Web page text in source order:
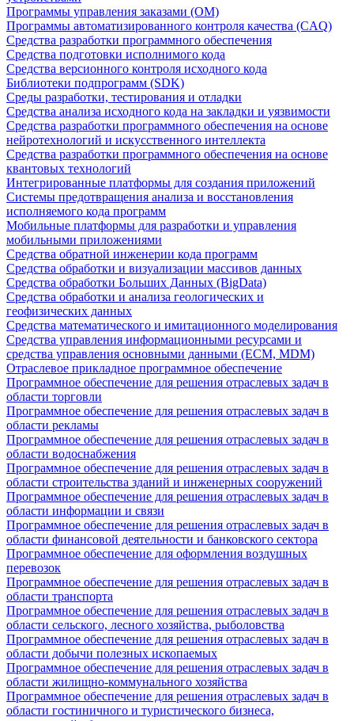
Программы управления заказами (OM)
Программы автоматизированного контроля качества (CAQ)
Средства разработки программного обеспечения
Средства подготовки исполнимого кода
Средства версионного контроля исходного кода
Библиотеки подпрограмм (SDK)
Среды разработки, тестирования и отладки
Средства анализа исходного кода на закладки и уязвимости
Средства разработки программного обеспечения на основе
нейротехнологий и искусственного интеллекта
Средства разработки программного обеспечения на основе
квантовых технологий
Интегрированные платформы для создания приложений
Системы предотвращения анализа и восстановления
исполняемого кода программ
Мобильные платформы для разработки и управления
мобильными приложениями
Средства обратной инженерии кода программ
Средства обработки и визуализации массивов данных
Средства обработки Больших Данных (BigData)
Средства обработки и анализа геологических и
геофизических данных
Средства математического и имитационного моделирования
Средства управления информационными ресурсами и
средства управления основными данными (ECM, MDM)
Отраслевое прикладное программное обеспечение
Программное обеспечение для решения отраслевых задач в
области торговли
Программное обеспечение для решения отраслевых задач в
области рекламы
Программное обеспечение для решения отраслевых задач в
области водоснабжения
Программное обеспечение для решения отраслевых задач в
области строительства зданий и инженерных сооружений
Программное обеспечение для решения отраслевых задач в
области информации и связи
Программное обеспечение для решения отраслевых задач в
области финансовой деятельности и банковского сектора
Программное обеспечение для оформления воздушных
перевозок
Программное обеспечение для решения отраслевых задач в
области транспорта
Программное обеспечение для решения отраслевых задач в
области сельского, лесного хозяйства, рыболовства
Программное обеспечение для решения отраслевых задач в
области добычи полезных ископаемых
Программное обеспечение для решения отраслевых задач в
области жилищно-коммунального хозяйства
Программное обеспечение для решения отраслевых задач в
области гостиничного и туристического бизнеса,